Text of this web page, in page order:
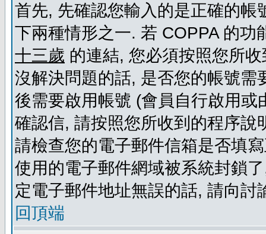
首先, 先確認您輸入的是正確的
下兩種情形之一. 若 COPPA 的
十三歲 的連結, 您必須按照您所
沒解決問題的話, 是否您的帳號
後需要啟用帳號 (會員自行啟用
確認信, 請按照您所收到的程序
請檢查您的電子郵件信箱是否填
使用的電子郵件網域被系統封鎖
定電子郵件地址無誤的話, 請向
回頂端